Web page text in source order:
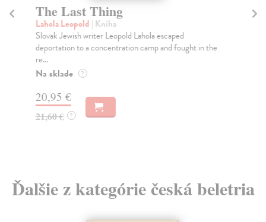
The Last Thing
Lahola Leopold | Kniha
Slovak Jewish writer Leopold Lahola escaped
deportation to a concentration camp and fought in the
re...
Na sklade ?
20,95 €
21,60 € ?
Ďalšie z kategórie česká beletria